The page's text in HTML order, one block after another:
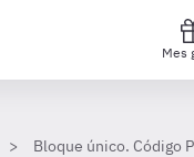
Mes
Bloque único. Código